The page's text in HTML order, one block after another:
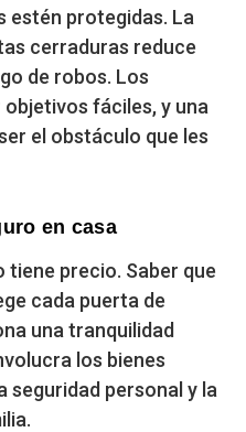
estén protegidas. La
cerraduras reduce
de robos. Los
fáciles, y una
el obstáculo que les
en casa
tiene precio. Saber que
cada puerta de
una tranquilidad
los bienes
seguridad personal y la